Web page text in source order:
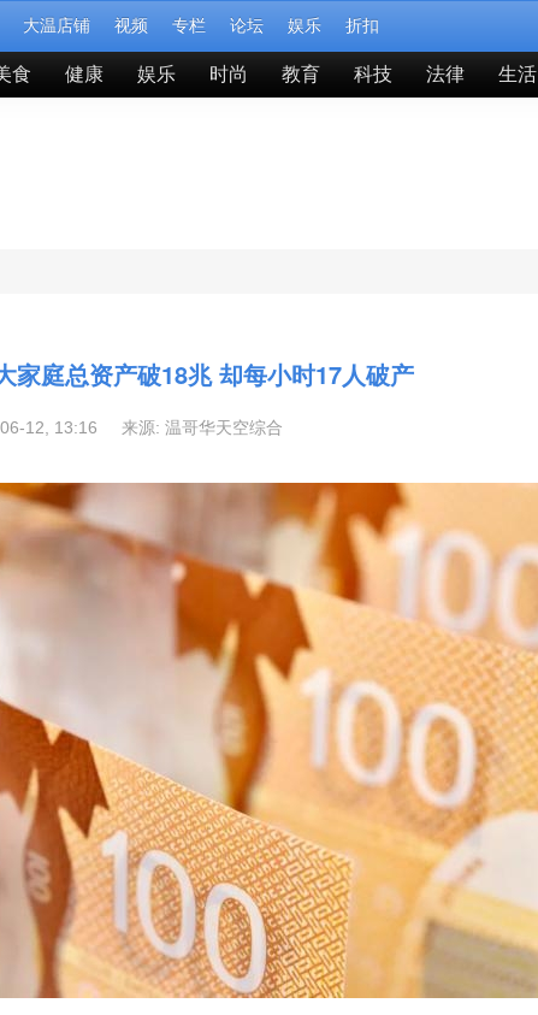
大温店铺 视频 专栏 论坛 娱乐 折扣
食 健康 娱乐 时尚 教育 科技 法律 生活
家庭总资产破18兆 却每小时17人破产
06-12, 13:16 来源: 温哥华天空综合